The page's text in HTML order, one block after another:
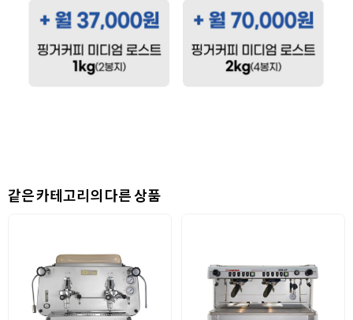
같은 카테고리의 다른 상품